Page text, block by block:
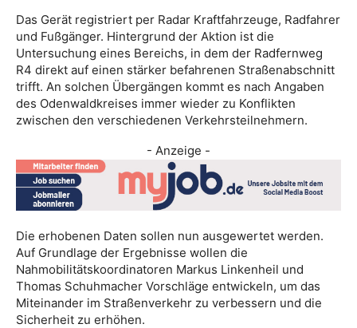
Das Gerät registriert per Radar Kraftfahrzeuge, Radfahrer
und Fußgänger. Hintergrund der Aktion ist die
Untersuchung eines Bereichs, in dem der Radfernweg
R4 direkt auf einen stärker befahrenen Straßenabschnitt
trifft. An solchen Übergängen kommt es nach Angaben
des Odenwaldkreises immer wieder zu Konflikten
zwischen den verschiedenen Verkehrsteilnehmern.
- Anzeige -
Die erhobenen Daten sollen nun ausgewertet werden.
Auf Grundlage der Ergebnisse wollen die
Nahmobilitätskoordinatoren Markus Linkenheil und
Thomas Schuhmacher Vorschläge entwickeln, um das
Miteinander im Straßenverkehr zu verbessern und die
Sicherheit zu erhöhen.